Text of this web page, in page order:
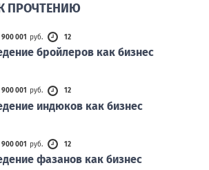
ПРОЧТЕНИЮ
900 001 руб. 12
бройлеров как бизнес
900 001 руб. 12
индюков как бизнес
900 001 руб. 12
фазанов как бизнес